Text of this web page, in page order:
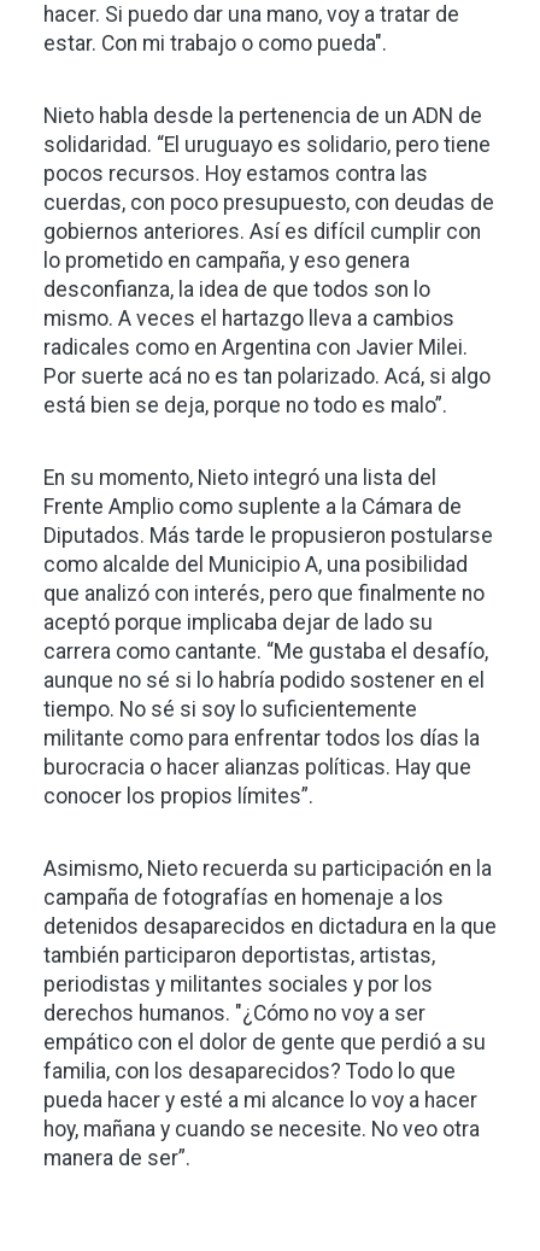
hacer. Si puedo dar una mano, voy a tratar de
estar. Con mi trabajo o como pueda".
Nieto habla desde la pertenencia de un ADN de
solidaridad. “El uruguayo es solidario, pero tiene
pocos recursos. Hoy estamos contra las
cuerdas, con poco presupuesto, con deudas de
gobiernos anteriores. Así es difícil cumplir con
lo prometido en campaña, y eso genera
desconfianza, la idea de que todos son lo
mismo. A veces el hartazgo lleva a cambios
radicales como en Argentina con Javier Milei.
Por suerte acá no es tan polarizado. Acá, si algo
está bien se deja, porque no todo es malo”.
En su momento, Nieto integró una lista del
Frente Amplio como suplente a la Cámara de
Diputados. Más tarde le propusieron postularse
como alcalde del Municipio A, una posibilidad
que analizó con interés, pero que finalmente no
aceptó porque implicaba dejar de lado su
carrera como cantante. “Me gustaba el desafío,
aunque no sé si lo habría podido sostener en el
tiempo. No sé si soy lo suficientemente
militante como para enfrentar todos los días la
burocracia o hacer alianzas políticas. Hay que
conocer los propios límites”.
Asimismo, Nieto recuerda su participación en la
campaña de fotografías en homenaje a los
detenidos desaparecidos en dictadura en la que
también participaron deportistas, artistas,
periodistas y militantes sociales y por los
derechos humanos. "¿Cómo no voy a ser
empático con el dolor de gente que perdió a su
familia, con los desaparecidos? Todo lo que
pueda hacer y esté a mi alcance lo voy a hacer
hoy, mañana y cuando se necesite. No veo otra
manera de ser”.